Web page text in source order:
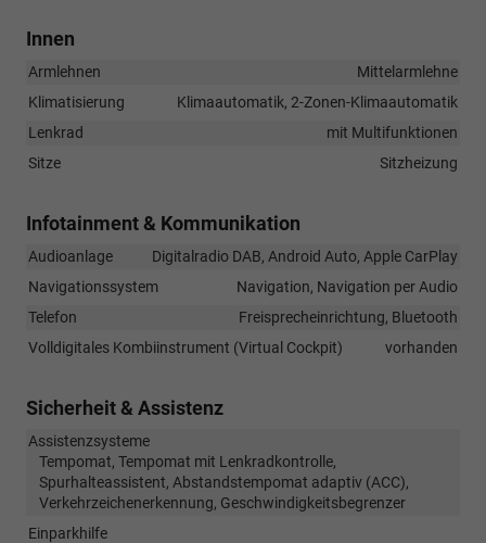
Innen
Armlehnen
Mittelarmlehne
Klimatisierung
Klimaautomatik, 2-Zonen-Klimaautomatik
Lenkrad
mit Multifunktionen
Sitze
Sitzheizung
Infotainment & Kommunikation
Audioanlage
Digitalradio DAB, Android Auto, Apple CarPlay
Navigationssystem
Navigation, Navigation per Audio
Telefon
Freisprecheinrichtung, Bluetooth
Volldigitales Kombiinstrument (Virtual Cockpit)
vorhanden
Sicherheit & Assistenz
Assistenzsysteme
Tempomat, Tempomat mit Lenkradkontrolle,
Spurhalteassistent, Abstandstempomat adaptiv (ACC),
Verkehrzeichenerkennung, Geschwindigkeitsbegrenzer
Einparkhilfe